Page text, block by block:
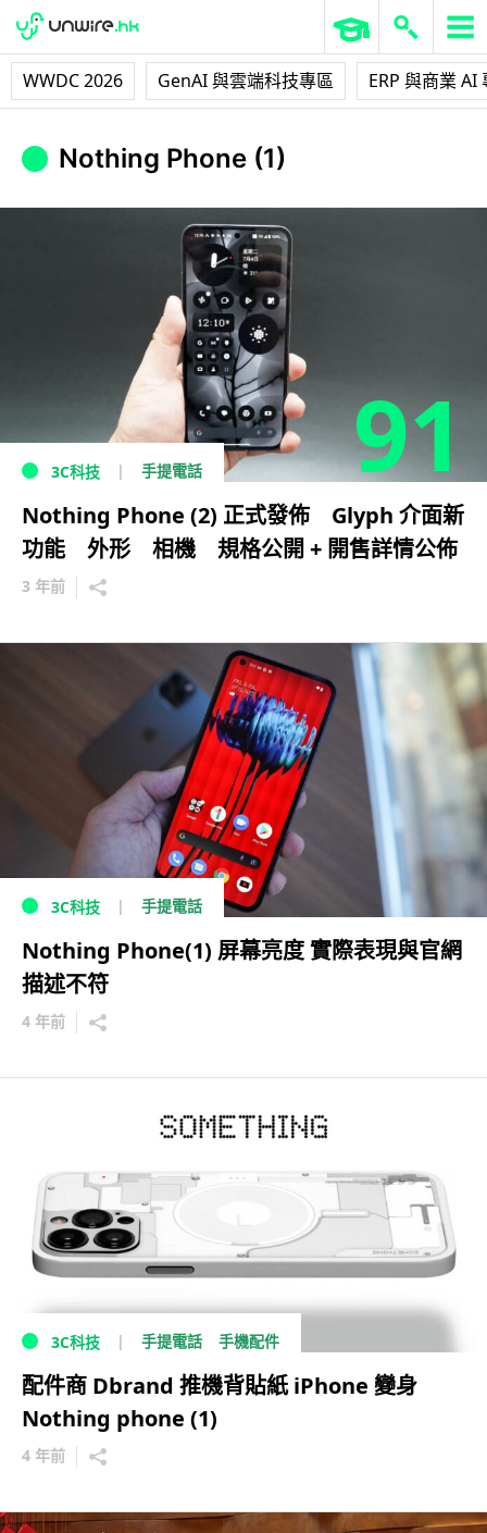
WWDC 2026 GenAI 與雲端科技專區 ERP 與商業 AI
Nothing Phone (1)
91
3C科技 手提電話
Nothing Phone (2) 正式發佈 Glyph 介面新
功能 外形 相機 規格公開 + 開售詳情公佈
3 年前
3C科技 手提電話
Nothing Phone(1) 屏幕亮度 實際表現與官網
描述不符
4 年前
3C科技 手提電話 手機配件
配件商 Dbrand 推機背貼紙 iPhone 變身
Nothing phone (1)
4 年前